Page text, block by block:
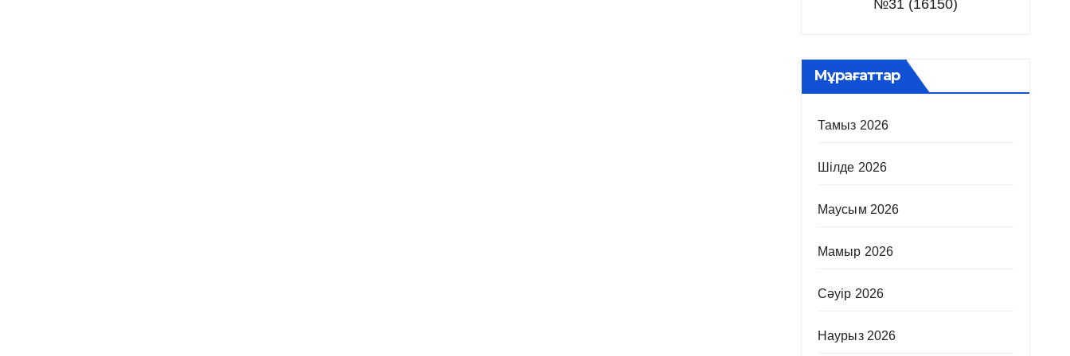
№31 (16150)
Мұрағаттар
Тамыз 2026
Шілде 2026
Маусым 2026
Мамыр 2026
Сәуір 2026
Наурыз 2026